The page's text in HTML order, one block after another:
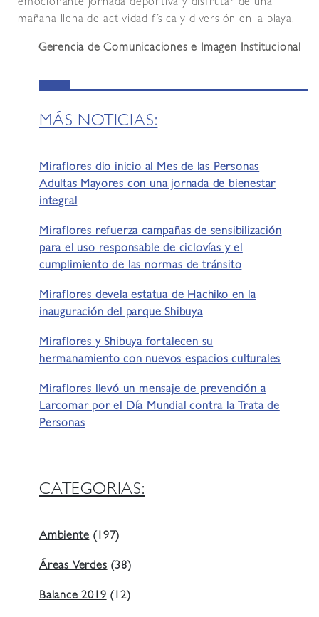
emocionante jornada deportiva y disfrutar de una
mañana llena de actividad física y diversión en la playa.
Gerencia de Comunicaciones e Imagen Institucional
MÁS NOTICIAS:
Miraflores dio inicio al Mes de las Personas
Adultas Mayores con una jornada de bienestar
integral
Miraflores refuerza campañas de sensibilización
para el uso responsable de ciclovías y el
cumplimiento de las normas de tránsito
Miraflores devela estatua de Hachiko en la
inauguración del parque Shibuya
Miraflores y Shibuya fortalecen su
hermanamiento con nuevos espacios culturales
Miraflores llevó un mensaje de prevención a
Larcomar por el Día Mundial contra la Trata de
Personas
CATEGORIAS:
Ambiente (197)
Áreas Verdes (38)
Balance 2019 (12)